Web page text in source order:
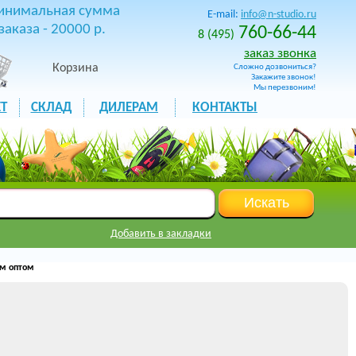
сумма
- 20000 р.
Корзина
E-mail: info@n-studio.ru
8 (495) 760-66-44
заказ звонка
Сложно дозвониться?
Закажите звонок!
Мы перезвоним!
СКЛАД ДИЛЕРАМ КОНТАКТЫ
Добавить в закладки
оптом